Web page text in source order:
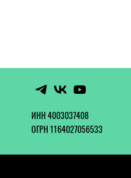
ИНН 4003037408
ОГРН 1164027056533